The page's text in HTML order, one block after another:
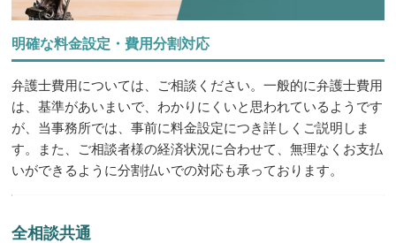
明確な料金設定・費用分割対応
弁護士費用については、ご相談ください。一般的に弁護士費用
は、基準があいまいで、わかりにくいと思われているようです
が、当事務所では、事前に料金設定につき詳しくご説明しま
す。また、ご相談者様の経済状況に合わせて、無理なくお支払
いができるように分割払いでの対応も承っております。
全相談共通